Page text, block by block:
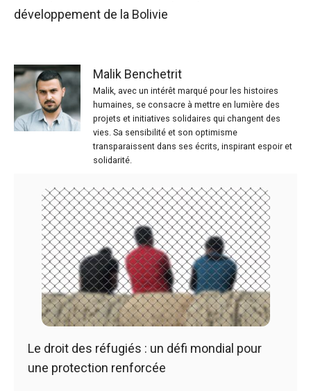
développement de la Bolivie
Malik Benchetrit
Malik, avec un intérêt marqué pour les histoires
humaines, se consacre à mettre en lumière des
projets et initiatives solidaires qui changent des
vies. Sa sensibilité et son optimisme
transparaissent dans ses écrits, inspirant espoir et
solidarité.
Le droit des réfugiés : un défi mondial pour
une protection renforcée